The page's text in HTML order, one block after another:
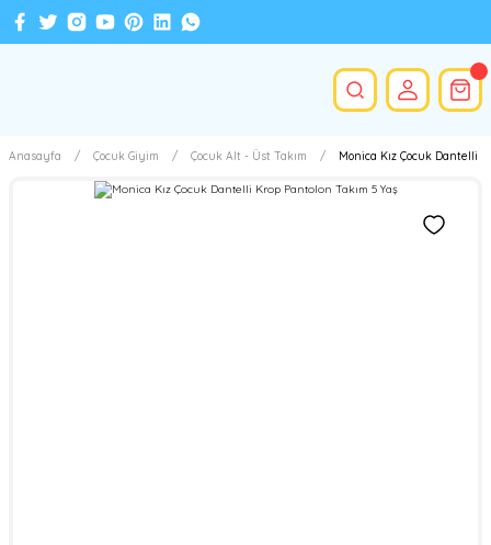
Anasayfa Çocuk Giyim Çocuk Alt - Üst Takım Monica Kız Çocuk Dantelli